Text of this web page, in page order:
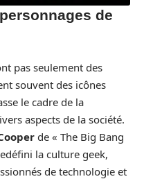
de
pas seulement des
souvent des icônes
le cadre de la
aspects de la société.
de « The Big Bang
la culture geek,
de technologie et